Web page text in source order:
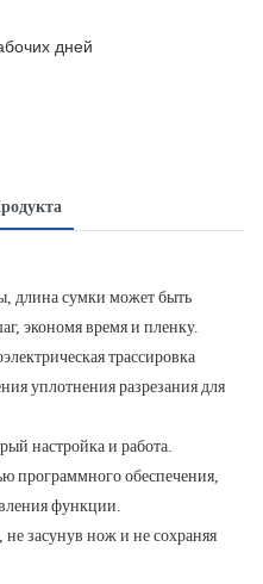
дней
длина сумки может быть
экономя время и пленку.
трассировка
уплотнения разрезания для
настройка и работа.
программного обеспечения,
функции.
засунув нож и не сохраняя